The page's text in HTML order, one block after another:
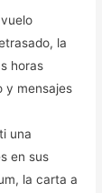
la
horas
y mensajes
una
en sus
la carta a